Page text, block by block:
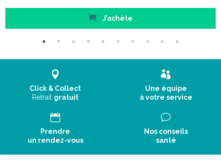
J’achète
Click & Collect
Retrait gratuit
Une équipe
à votre service
Prendre
un rendez-vous
Nos conseils
santé